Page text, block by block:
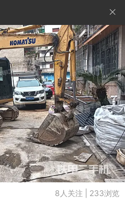
8人关注 | 233浏览
认证经纪人